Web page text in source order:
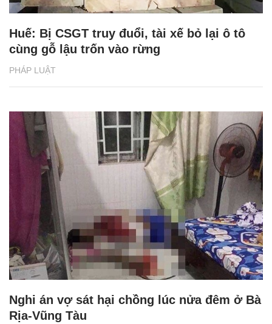
PHÁP LUẬT
Huế: Bị CSGT truy đuổi, tài xế bỏ lại ô tô
cùng gỗ lậu trốn vào rừng
Nghi án vợ sát hại chồng lúc nửa đêm ở Bà
Rịa-Vũng Tàu